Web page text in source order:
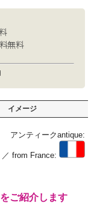
イメージ
アンティークantique:
／ from France:
ご紹介します